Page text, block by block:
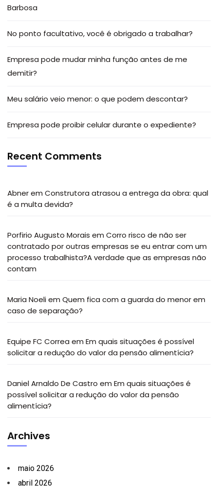
Barbosa
No ponto facultativo, você é obrigado a trabalhar?
Empresa pode mudar minha função antes de me
demitir?
Meu salário veio menor: o que podem descontar?
Empresa pode proibir celular durante o expediente?
Recent Comments
Abnerem Construtora atrasou a entrega da obra: qual
é a multa devida?
Porfirio Augusto Morais em Corro risco de não ser
contratado por outras empresas se eu entrar com um
processo trabalhista?A verdade que as empresas não
contam
Maria Noeliem Quem fica com a guarda do menor em
caso de separação?
Equipe FC Correa em Em quais situações é possível
solicitar a redução do valor da pensão alimentícia?
Daniel Arnaldo De Castro em Em quais situações é
possível solicitar a redução do valor da pensão
alimentícia?
Archives
maio 2026
abril 2026